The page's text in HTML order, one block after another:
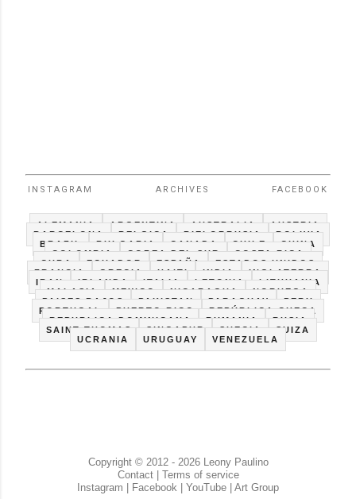
INSTAGRAM ARCHIVES FACEBOOK
ALEMANIA ARGENTINA AUSTRALIA
AUSTRIA
BARCELONA
BELGICA BIELORRUSIA
BOLIVIA
BRAZIL
BULGARIA CANADA CHILE
CHINA
COLOMBIA
COREA DEL SUR
COSTA RICA
CUBA
ECUADOR ESPAÑA
ESTADOS UNIDOS
FRANCIA
GRECIA HAITI INDIA
INGLATERRA
IRAN
IRLANDA ITALIA LETONIA
LITHUANIA
MALASIA
MEXICO NICARAGUA
NORUEGA
PAISES BAJOS
PAKISTAN PARAGUAY
PERU
PORTUGAL
PUERTO RICO
REPÚBLICA CHECA
REPUBLICA DOMINICANA
RUMANIA
RUSIA
SAINT THOMAS
SINGAPUR SUECIA
SUIZA
UCRANIA
URUGUAY VENEZUELA
Copyright © 2012 - 2026 Leony Paulino
Contact| Terms of service
Instagram
Facebook YouTube Art Group